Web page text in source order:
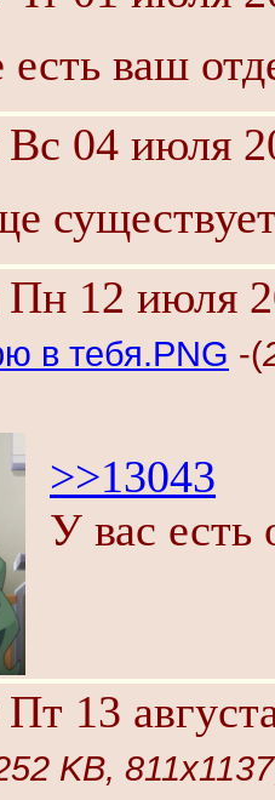
ваш
Вс 04 июля
Пн 12 июля
в тебя.PNG -(
>>13043
У вас
Пт 13
KB,